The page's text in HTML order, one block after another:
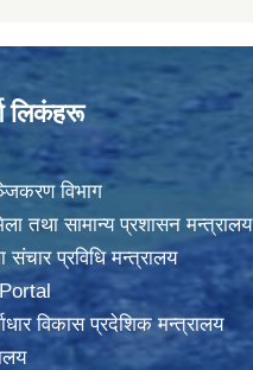
लिकंहरू
विभाग
तथा सामान्य प्रशासन मन्त्रालय
प्रविधि मन्त्रालय
विकास प्रदेशिक मन्त्रालय